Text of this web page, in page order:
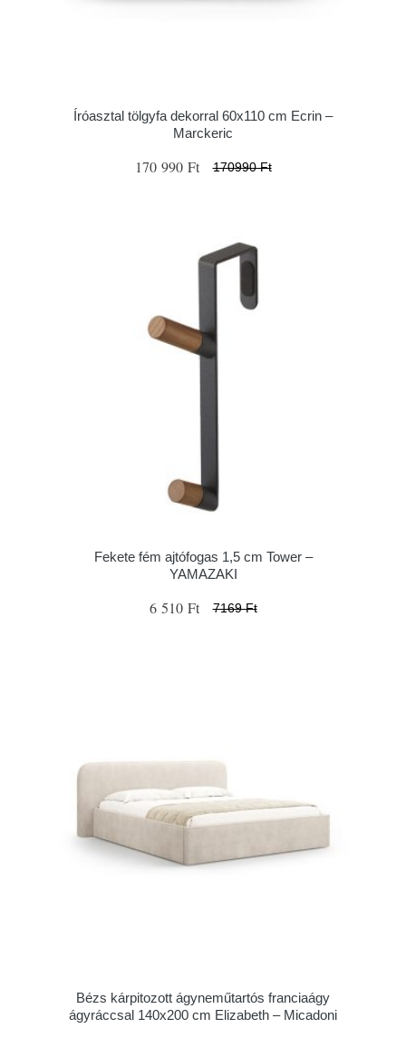
Íróasztal tölgyfa dekorral 60x110 cm Ecrin –
Marckeric
170 990 Ft 170990 Ft
Fekete fém ajtófogas 1,5 cm Tower –
YAMAZAKI
6 510 Ft 7169 Ft
Bézs kárpitozott ágyneműtartós franciaágy
ágyráccsal 140x200 cm Elizabeth – Micadoni